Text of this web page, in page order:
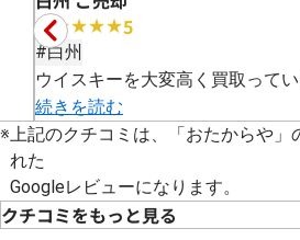
イズミヤシ
ご売却
5
※上記のクチコミは、「おたからや」
れた
Googleレビューになります。
クチコミをもっと見る